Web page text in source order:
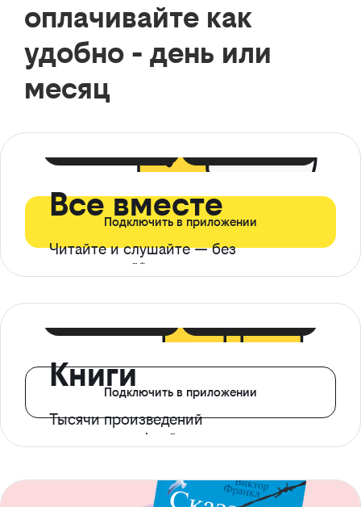
оплачивайте как
удобно - день или
месяц
Все вместе
Читайте и слушайте — без
ограничений*
Подключить в приложении
Книги
Тысячи произведений
с доступом офлайн
Подключить в приложении